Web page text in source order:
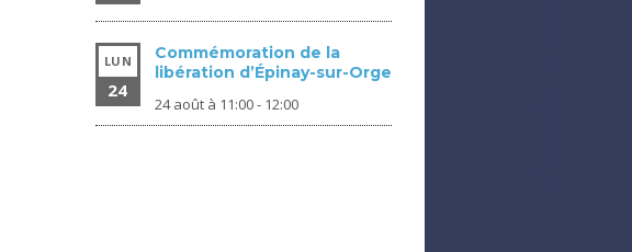
LUN
24
Commémoration de la
libération d’Épinay-sur-Orge
24 août à 11:00- 12:00